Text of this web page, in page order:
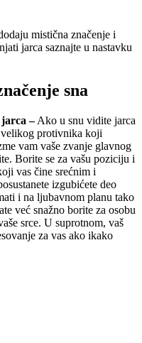
mistična značenje i
jarca saznajte u nastavku
sna
–Ako u snu vidite jarca
protivnika koji
vam vaše zvanje glavnog
Borite se za vašu poziciju i
vas čine srećnim i
izgubićete deo
i na ljubavnom planu tako
već snažno borite za osobu
srce. U suprotnom, vaš
za vas ako ikako